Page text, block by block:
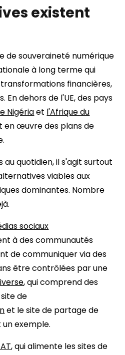
existent
de souveraineté numérique
à long terme qui
financières,
En dehors de l'UE, des pays
Nigériaet l'Afrique du
œuvre des plans de
au quotidien, il s'agit surtout
viables aux
dominantes. Nombre
sociaux
à des communautés
de communiquer via des
être contrôlées par une
, qui comprend des
de
et le site de partage de
un exemple.
, qui alimente les sites de